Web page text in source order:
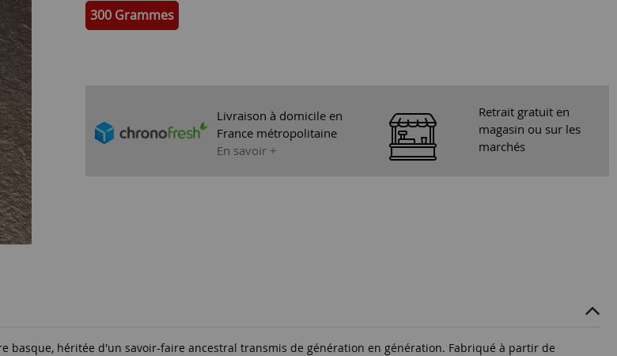
300 Grammes
Livraison à domicile en
France métropolitaine
En savoir +
Retrait gratuit en
magasin ou sur les
marchés
basque, héritée d'un savoir-faire ancestral transmis de génération en génération. Fabriqué à partir de